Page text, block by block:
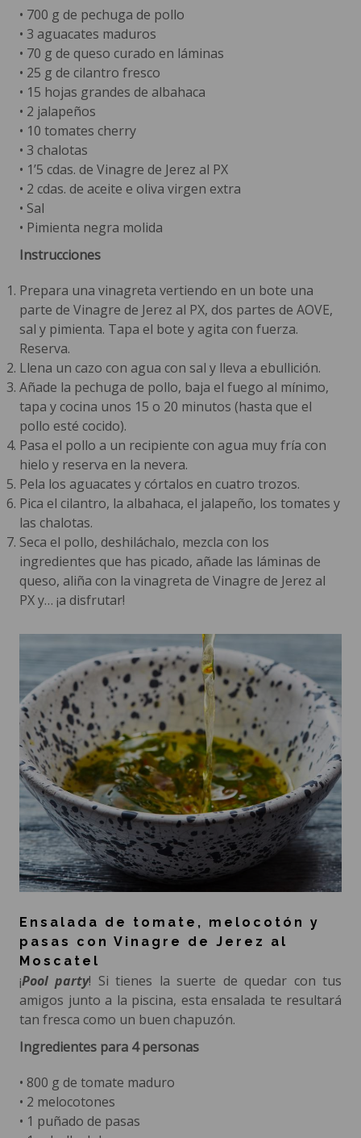
• 700 g de pechuga de pollo
• 3 aguacates maduros
• 70 g de queso curado en láminas
• 25 g de cilantro fresco
• 15 hojas grandes de albahaca
• 2 jalapeños
• 10 tomates cherry
• 3 chalotas
• 1’5 cdas. de Vinagre de Jerez al PX
• 2 cdas. de aceite e oliva virgen extra
• Sal
• Pimienta negra molida
Instrucciones
Prepara una vinagreta vertiendo en un bote una
parte de Vinagre de Jerez al PX, dos partes de AOVE,
sal y pimienta. Tapa el bote y agita con fuerza.
Reserva.
Llena un cazo con agua con sal y lleva a ebullición.
Añade la pechuga de pollo, baja el fuego al mínimo,
tapa y cocina unos 15 o 20 minutos (hasta que el
pollo esté cocido).
Pasa el pollo a un recipiente con agua muy fría con
hielo y reserva en la nevera.
Pela los aguacates y córtalos en cuatro trozos.
Pica el cilantro, la albahaca, el jalapeño, los tomates y
las chalotas.
Seca el pollo, deshiláchalo, mezcla con los
ingredientes que has picado, añade las láminas de
queso, aliña con la vinagreta de Vinagre de Jerez al
PX y… ¡a disfrutar!
Ensalada de tomate, melocotón y
pasas con Vinagre de Jerez al
Moscatel
¡Pool party! Si tienes la suerte de quedar con tus
amigos junto a la piscina, esta ensalada te resultará
tan fresca como un buen chapuzón.
Ingredientes para 4 personas
• 800 g de tomate maduro
• 2 melocotones
• 1 puñado de pasas